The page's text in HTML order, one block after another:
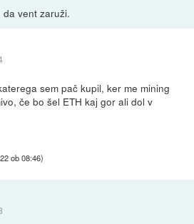
vent zaruži.
sem pač kupil, ker me mining
če bo šel ETH kaj gor ali dol v
ob 08:46)